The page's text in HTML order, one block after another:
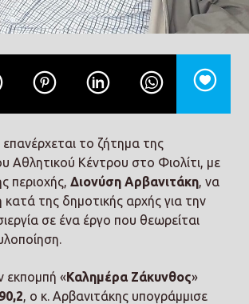
ΣΤΕΡΙΑ (LIVE)
& ΣΤΡΑΤΗΓΟΥ
Radio 90,2
το ζήτημα της
Αθλητικού Κέντρου στο Φιολίτι, με
περιοχής,Διονύση Αρβανιτάκη, να
κατά της δημοτικής αρχής για την
σε ένα έργο που θεωρείται
εκπομπή «Καλημέρα Ζάκυνθος»
, ο κ. Αρβανιτάκης υπογράμμισε